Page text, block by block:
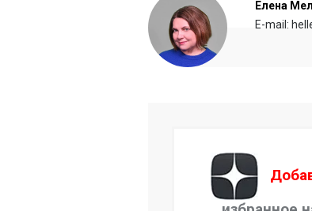
Елена
E-mail: